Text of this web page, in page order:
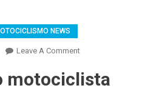
NEWS
Leave A CommentOn
NEWS
motociclista